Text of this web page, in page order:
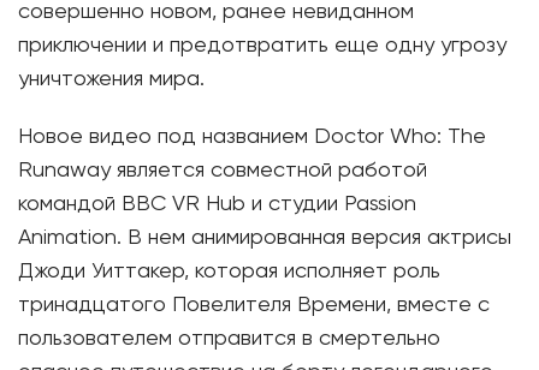
совершенно новом, ранее невиданном
приключении и предотвратить еще одну угрозу
уничтожения мира.
Новое видео под названием Doctor Who: The
Runaway является совместной работой
командой BBC VR Hub и студии Passion
Animation. В нем анимированная версия актрисы
Джоди Уиттакер, которая исполняет роль
тринадцатого Повелителя Времени, вместе с
пользователем отправится в смертельно